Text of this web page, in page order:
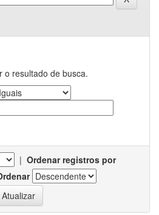
o resultado de busca.
| Ordenar registros por